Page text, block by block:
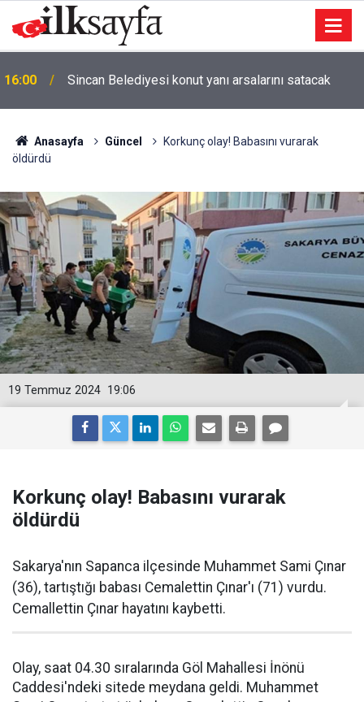
15:48
kampı düzenlenecek
Anasayfa Güncel
Korkunç olay! Babasını vurarak
öldürdü
19:06
19 Temmuz 2024
Korkunç olay! Babasını vurarak
öldürdü
Sakarya'nın Sapanca ilçesinde Muhammet Sami Çınar
(36), tartıştığı babası Cemalettin Çınar'ı (71) vurdu.
Cemallettin Çınar hayatını kaybetti.
Olay, saat 04.30 sıralarında Göl Mahallesi İnönü
Caddesi'ndeki sitede meydana geldi. Muhammet